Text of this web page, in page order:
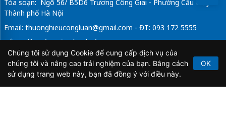
Tòa soạn: Ngõ 56/ B5D6 Trương Công Giai - Phường Cầu Giấy -
Thành phố Hà Nội
Email: thuonghieucongluan@gmail.com - ĐT: 093 172 5555
Tổng Biên Tập: Vũ Đức Thuận
Giấy phép hoạt động báo chí điện tử số 64/GP-BTTTT do Bộ
Thông tin và Truyền thông cấp ngày 21/2/2020.
Chúng tôi sử dụng Cookie để cung cấp dịch vụ của
chúng tôi và nâng cao trải nghiệm của bạn. Bằng cách
sử dụng trang web này, bạn đã đồng ý với điều này.
OK